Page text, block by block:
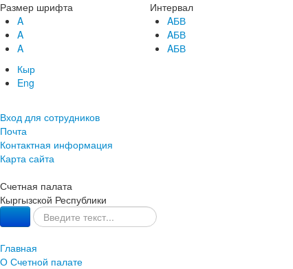
Размер шрифта
A
A
A
Интервал
AБВ
AБВ
AБВ
Кыр
Eng
Вход для сотрудников
Почта
Контактная информация
Карта сайта
Счетная палата
Кыргызской Республики
Главная
О Счетной палате